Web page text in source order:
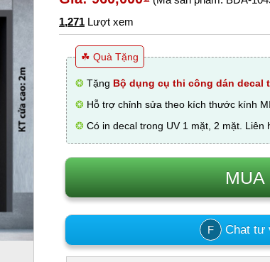
1,271 Lượt xem
☘ Quà Tặng
❂ Tặng Bộ dụng cụ thi công dán decal
❂ Hỗ trợ chỉnh sửa theo kích thước kính
❂ Có in decal trong UV 1 mặt, 2 mặt. Liên
MUA
F Chat tư